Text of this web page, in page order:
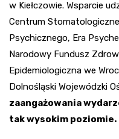
w Kiełczowie. Wsparcie
Centrum
Psychicznego, Era
Narodowy Fundusz
Epidemiologiczna we
Dolnośląski Wojewódzki
zaangażowania
tak wysokim poziomie.